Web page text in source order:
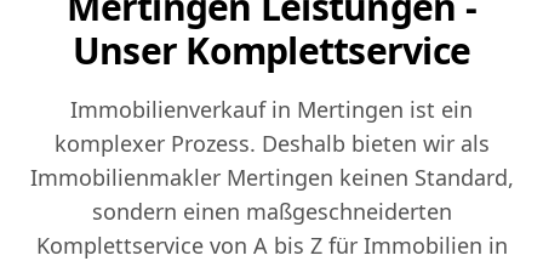
Unser Komplettservice
Immobilienverkauf in Mertingen ist ein
komplexer Prozess. Deshalb bieten wir als
Immobilienmakler Mertingen keinen Standard,
sondern einen maßgeschneiderten
Komplettservice von A bis Z für Immobilien in